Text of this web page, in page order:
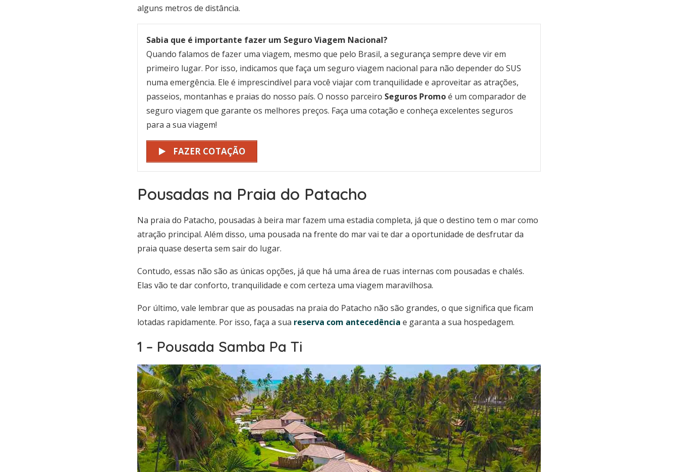
alguns metros de distância.
Sabia que é importante fazer um Seguro Viagem Nacional?
Quando falamos de fazer uma viagem, mesmo que pelo Brasil, a segurança sempre deve vir em
primeiro lugar. Por isso, indicamos que faça um seguro viagem nacional para não depender do SUS
numa emergência. Ele é imprescindível para você viajar com tranquilidade e aproveitar as atrações,
passeios, montanhas e praias do nosso país. O nosso parceiro Seguros Promoé um comparador de
seguro viagem que garante os melhores preços. Faça uma cotação e conheça excelentes seguros
para a sua viagem!
FAZER COTAÇÃO
Pousadas na Praia do Patacho
Na praia do Patacho, pousadas à beira mar fazem uma estadia completa, já que o destino tem o mar como
atração principal. Além disso, uma pousada na frente do mar vai te dar a oportunidade de desfrutar da
praia quase deserta sem sair do lugar.
Contudo, essas não são as únicas opções, já que há uma área de ruas internas com pousadas e chalés.
Elas vão te dar conforto, tranquilidade e com certeza uma viagem maravilhosa.
Por último, vale lembrar que as pousadas na praia do Patacho não são grandes, o que significa que ficam
lotadas rapidamente. Por isso, faça a sua reserva com antecedência e garanta a sua hospedagem.
1 – Pousada Samba Pa Ti